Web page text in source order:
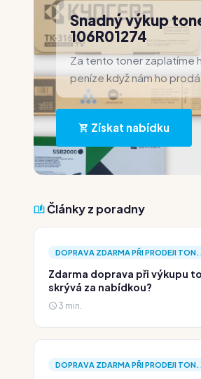
Snadný výkup
106R01274
Za tento toner zaplatíme
peníze když nám ho
Získat nabídku
Články z poradny
DOPRAVA ZDARMA PŘI PRODEJI
Zdarma doprava při výkupu
skrývá za nabídkou?
3 min.
DOPRAVA ZDARMA PŘI PRODEJI